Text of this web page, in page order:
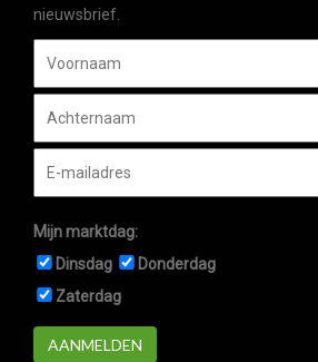
nieuwsbrief.
Mijn marktdag:
Dinsdag
Donderdag
Zaterdag
AANMELDEN